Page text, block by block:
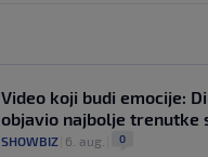
Video koji budi emocije:
objavio najbolje trenutke
SHOWBIZ 6. aug. 0